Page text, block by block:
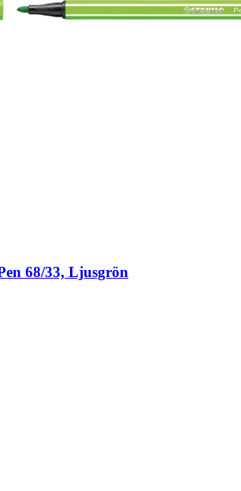
68/33, Ljusgrön